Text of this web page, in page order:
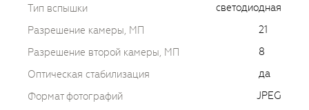
Тип вспышки
светодиодная
Разрешение камеры, МП
21
Разрешение второй камеры, МП
8
Оптическая стабилизация
да
Формат фотографий
JPEG